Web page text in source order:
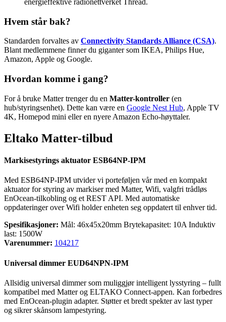
energieffektive radionettverket Thread.
Hvem står bak?
Standarden forvaltes av Connectivity Standards Alliance (CSA).
Blant medlemmene finner du giganter som IKEA, Philips Hue,
Amazon, Apple og Google.
Hvordan komme i gang?
For å bruke Matter trenger du en Matter-kontroller (en
hub/styringsenhet). Dette kan være en Google Nest Hub, Apple TV
4K, Homepod mini eller en nyere Amazon Echo-høyttaler.
Eltako Matter-tilbud
Markisestyrings aktuator ESB64NP-IPM
Med ESB64NP-IPM utvider vi porteføljen vår med en kompakt
aktuator for styring av markiser med Matter, Wifi, valgfri trådløs
EnOcean-tilkobling og et REST API. Med automatiske
oppdateringer over Wifi holder enheten seg oppdatert til enhver tid.
Spesifikasjoner: Mål: 46x45x20mm Brytekapasitet: 10A Induktiv
last: 1500W
Varenummer: 104217
Universal dimmer EUD64NPN-IPM
Allsidig universal dimmer som muliggjør intelligent lysstyring – fullt
kompatibel med Matter og ELTAKO Connect-appen. Kan forbedres
med EnOcean-plugin adapter. Støtter et bredt spekter av last typer
og sikrer skånsom lampestyring.